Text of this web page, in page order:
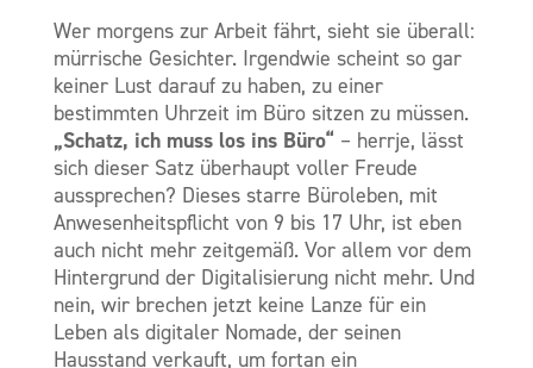
Wer morgens zur Arbeit fährt, sieht sie überall:
mürrische Gesichter. Irgendwie scheint so gar
keiner Lust darauf zu haben, zu einer
bestimmten Uhrzeit im Büro sitzen zu müssen.
„Schatz, ich muss los ins Büro“ – herrje, lässt
sich dieser Satz überhaupt voller Freude
aussprechen? Dieses starre Büroleben, mit
Anwesenheitspflicht von 9 bis 17 Uhr, ist eben
auch nicht mehr zeitgemäß. Vor allem vor dem
Hintergrund der Digitalisierung nicht mehr. Und
nein, wir brechen jetzt keine Lanze für ein
Leben als digitaler Nomade, der seinen
Hausstand verkauft, um fortan ein